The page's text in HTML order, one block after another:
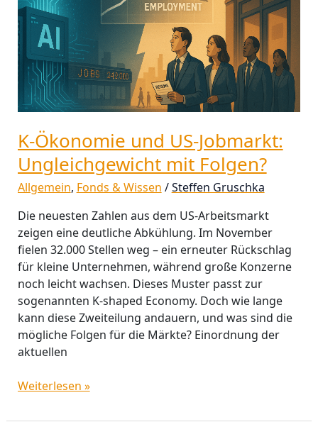
K-Ökonomie und US-Jobmarkt:
Ungleichgewicht mit Folgen?
Allgemein, Fonds & Wissen /Steffen Gruschka
Die neuesten Zahlen aus dem US-Arbeitsmarkt
zeigen eine deutliche Abkühlung. Im November
fielen 32.000 Stellen weg – ein erneuter Rückschlag
für kleine Unternehmen, während große Konzerne
noch leicht wachsen. Dieses Muster passt zur
sogenannten K-shaped Economy. Doch wie lange
kann diese Zweiteilung andauern, und was sind die
mögliche Folgen für die Märkte? Einordnung der
aktuellen
Ungleichgewicht
mit
Folgen?
Weiterlesen »